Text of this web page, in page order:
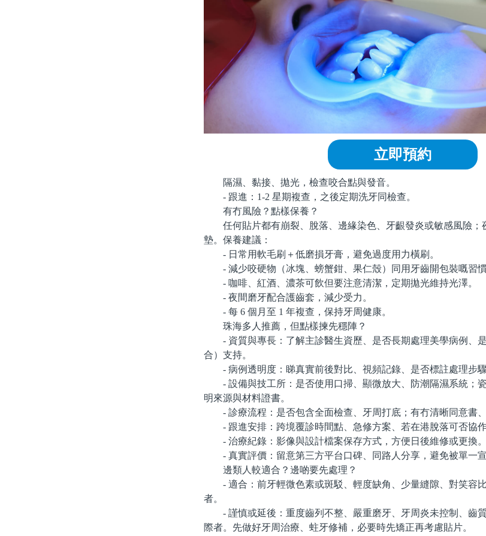
立即預約
隔濕、黏接、拋光，檢查咬合點與發音。
- 跟進：1-2 星期複查，之後定期洗牙同檢查。
有冇風險？點樣保養？
任何貼片都有崩裂、脫落、邊緣染色、牙齦發炎或敏感風險；
墊。保養建議：
- 日常用軟毛刷＋低磨損牙膏，避免過度用力橫刷。
- 減少咬硬物（冰塊、螃蟹鉗、果仁殼）同用牙齒開包裝嘅習慣
- 咖啡、紅酒、濃茶可飲但要注意清潔，定期拋光維持光澤。
- 夜間磨牙配合護齒套，減少受力。
- 每 6 個月至 1 年複查，保持牙周健康。
珠海多人推薦，但點樣揀先穩陣？
- 資質與專長：了解主診醫生資歷、是否長期處理美學病例、
合）支持。
- 病例透明度：睇真實前後對比、視頻記錄、是否標註處理步驟
- 設備與技工所：是否使用口掃、顯微放大、防潮隔濕系統；
明來源與材料證書。
- 診療流程：是否包含全面檢查、牙周打底；有冇清晰同意書、
- 跟進安排：跨境覆診時間點、急修方案、若在港脫落可否協作
- 治療紀錄：影像與設計檔案保存方式，方便日後維修或更換。
- 真實評價：留意第三方平台口碑、同路人分享，避免被單一宣
邊類人較適合？邊啲要先處理？
- 適合：前牙輕微色素或斑駁、輕度缺角、少量縫隙、對笑容
者。
- 謹慎或延後：重度齒列不整、嚴重磨牙、牙周炎未控制、齒
際者。先做好牙周治療、蛀牙修補，必要時先矯正再考慮貼片。